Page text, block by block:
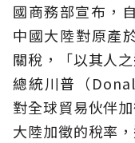
國商務部宣布，
中國大陸對原產
關稅，「以其人
總統川普（
對全球貿易伙伴
大陸加徵的稅率